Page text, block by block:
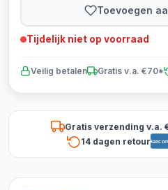
Toevoegen
Tijdelijk niet op voorraad
Veilig betalen Gratis v.a. €70*
Gratis verzending v.a.
14 dagen retour